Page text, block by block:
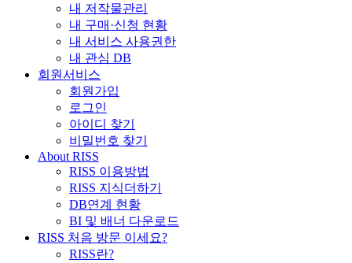
내 저작물관리
내 구매·신청 현황
내 서비스 사용권한
내 관심 DB
회원서비스
회원가입
로그인
아이디 찾기
비밀번호 찾기
About RISS
RISS 이용방법
RISS 지식더하기
DB연계 현황
BI 및 배너 다운로드
RISS 처음 방문 이세요?
RISS란?